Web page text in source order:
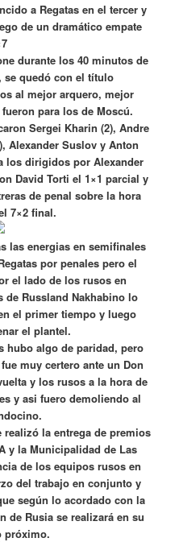
a Regatas en el tercer y
de un dramático empate
durante los 40 minutos de
se quedó con el título
al mejor arquero, mejor
para los de Moscú.
Sergei Kharin (2), Andre
Alexander Suslov y Anton
los dirigidos por Alexander
David Torti el 1×1 parcial y
de penal sobre la hora
7×2 final.
las energias en semifinales
por penales pero el
el lado de los rusos en
de Russland Nakhabino lo
el primer tiempo y luego
el plantel.
algo de paridad, pero
muy certero ante un Don
y los rusos a la hora de
y asi fuero demoliendo al
realizó la entrega de premios
y la Municipalidad de Las
de los equipos rusos en
del trabajo en conjunto y
según lo acordado con la
de Rusia se realizará en su
próximo.